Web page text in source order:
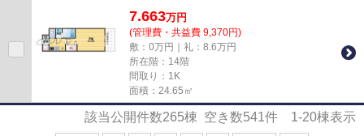
7.663万円
(管理費・共益費 9,370円)
敷：0万円｜礼：8.6万円
所在階：14階
間取り：1K
面積：24.65㎡
該当公開件数265棟 空き数541件 1-20棟表示